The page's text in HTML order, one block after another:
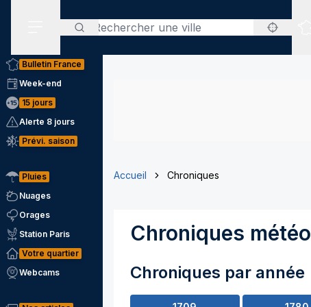
Rechercher
Bulletin France
Week-end
15 jours
Alerte 8 jours
Prévi. saison
Pluies
Nuages
Orages
Station Paris
Votre quartier
Webcams
Accueil Chroniques
Chroniques météo
Chroniques par année